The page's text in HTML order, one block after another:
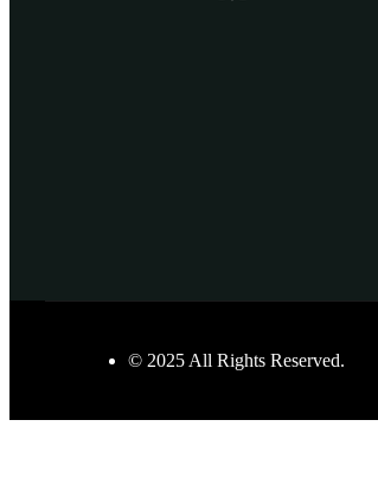
© 2025 All Rights Reserved.